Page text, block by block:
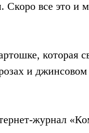
все это и
которая
и
журнал